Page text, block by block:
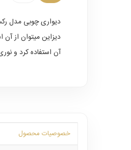
دیواری چوبی مدل
دیزاین میتوان از
آن استفاده کرد و
خصوصیات محصول